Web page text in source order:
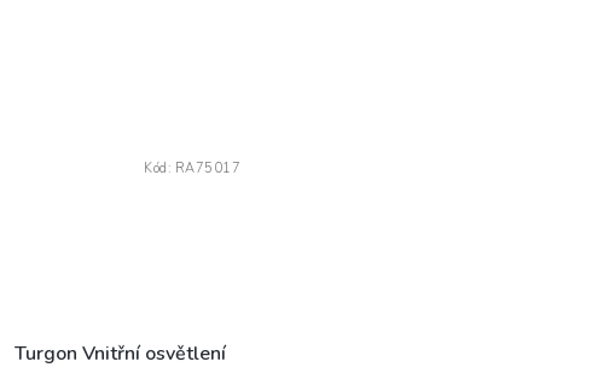
Turgon Vnitřní osvětlení
Kód: RA75017